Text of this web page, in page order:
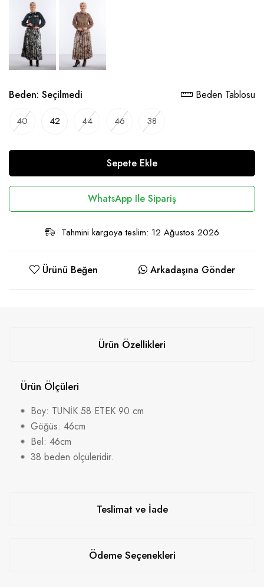
Beden: Seçilmedi Beden Tablosu
40 42 44 46 38
Sepete Ekle
WhatsApp Ile Sipariş
Tahmini kargoya teslim: 12 Ağustos 2026
Ürünü Beğen Arkadaşına Gönder
Ürün Özellikleri
Ürün Ölçüleri
Boy: TUNİK 58 ETEK 90 cm
Göğüs: 46cm
Bel: 46cm
38 beden ölçüleridir.
Teslimat ve İade
Ödeme Seçenekleri